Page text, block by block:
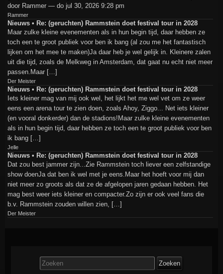
door Rammer — do jul 30, 2026 9:28 pm
Rammer
Nieuws • Re: (geruchten) Rammstein doet festival tour in 2028
Maar zulke kleine evenementen als in hun begin tijd, daar hebben ze
toch een te groot publiek voor ben ik bang (al zou me het fantastisch
lijken om het mee te maken)Ja daar heb je wel gelijk in. Kleinere zalen
uit die tijd, zoals de Melkweg in Amsterdam, dat gaat nu echt niet meer
passen.Maar […]
Der Meister
Nieuws • Re: (geruchten) Rammstein doet festival tour in 2028
Iets kleiner mag van mij ook wel, het lijkt het me wel vet om ze weer
eens een arena tour te zien doen, zoals Ahoy, Ziggo... Net iets kleiner
(en vooral donkerder) dan de stadions!Maar zulke kleine evenementen
als in hun begin tijd, daar hebben ze toch een te groot publiek voor ben
ik bang […]
Jelle
Nieuws • Re: (geruchten) Rammstein doet festival tour in 2028
Dat zou best jammer zijn...Zie Rammstein toch liever een zelfstandige
show doenJa dat ben ik wel met je eens.Maar het hoeft voor mij dan
niet meer zo groots als dat ze de afgelopen jaren gedaan hebben. Het
mag best weer iets kleiner en compacter.Zo zijn er ook veel fans die
b.v. Rammstein zouden willen zien, […]
Der Meister
Zoek
naar: